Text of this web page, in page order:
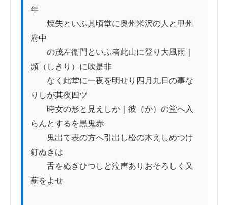
年
焼失といふ其頃堂に奥州米沢の人と甲州
府中
の茂左衛門といふ者此山に登り大風雨｜
頻（しきり）に吹是非
なく此堂に一夜を明せり四月九日の事な
りしが其夜四ツ
時女の形と見えしか｜彼（か）の堂へ入
らんとするを黒鬼赤
鬼出て表の方へ引出し松の木えしめつけ
釘ぬきは
舌をぬきひつしと泣声ありおそろしく又
薪をよせ